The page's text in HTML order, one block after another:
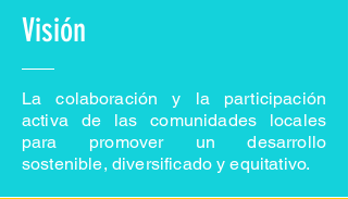
Visión
La colaboración y la participación
activa de las comunidades locales
para promover un desarrollo
sostenible, diversificado y equitativo.